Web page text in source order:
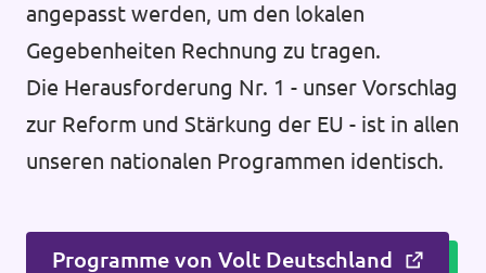
angepasst werden, um den lokalen
Gegebenheiten Rechnung zu tragen.
Die Herausforderung Nr. 1 - unser Vorschlag
zur Reform und Stärkung der EU - ist in allen
unseren nationalen Programmen identisch.
Programme von Volt Deutschland